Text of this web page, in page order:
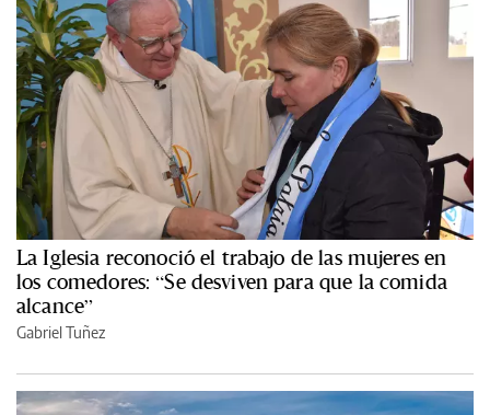
La Iglesia reconoció el trabajo de las mujeres en
los comedores: “Se desviven para que la comida
alcance”
Gabriel Tuñez